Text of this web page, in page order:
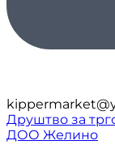
Друштво за
ДОО Желино